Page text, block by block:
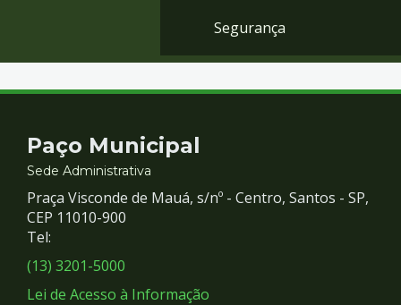
Segurança
Contato
e
Redes
Sociais
Paço Municipal
Sede Administrativa
Praça Visconde de Mauá, s/nº - Centro, Santos - SP,
CEP 11010-900
Tel:
(13) 3201-5000
Lei de Acesso à Informação